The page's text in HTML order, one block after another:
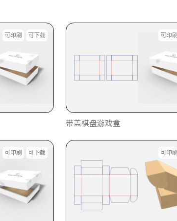
可印刷 可下载 可印刷
带盖棋盘游戏盒
可印刷 可下载 可印刷